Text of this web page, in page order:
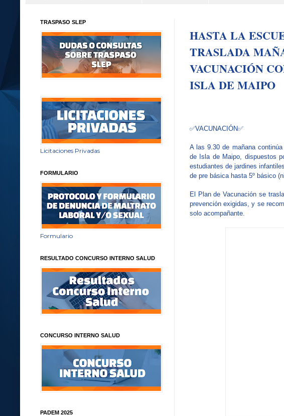
HASTA LA
TRASLADA
VACUNACIÓN
ISLA DE MAIPO
✅VACUNACIÓN✅
A las 9.30 de mañana
de Isla de Maipo, dispuestos
estudiantes de jardines
de pre básica hasta 5º básico
El Plan de Vacunación se
prevención exigidas, y se
solo acompañante.
TRASPASO SLEP
Licitaciones Privadas
FORMULARIO
Formulario
RESULTADO CONCURSO INTERNO SALUD
CONCURSO INTERNO SALUD
PADEM 2025